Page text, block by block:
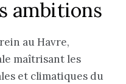
ambitions
au Havre,
maîtrisant les
et climatiques du